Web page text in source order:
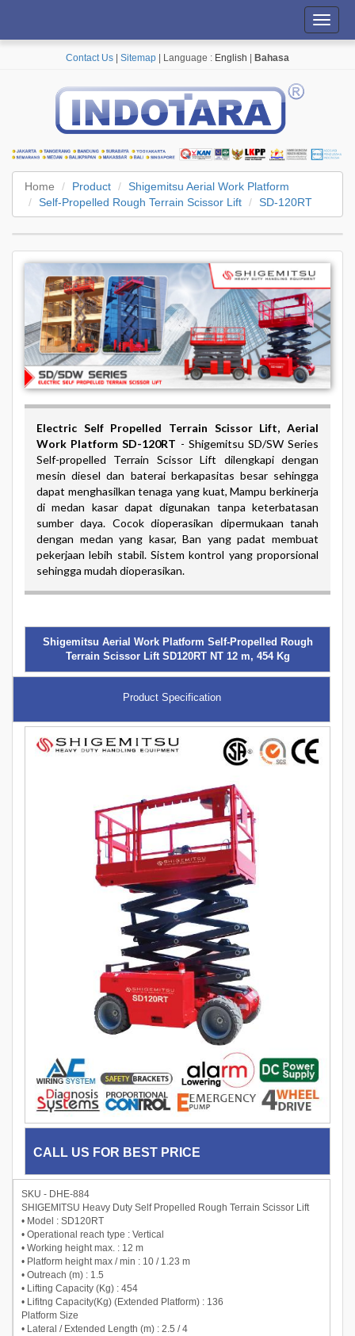
Contact Us Sitemap | Language : English Bahasa
Home Product
Shigemitsu Aerial Work Platform
Self-Propelled Rough Terrain Scissor Lift
SD-120RT
Electric Self Propelled Terrain Scissor Lift, Aerial
Work Platform SD-120RT - Shigemitsu SD/SW Series
Self-propelled Terrain Scissor Lift dilengkapi dengan
mesin diesel dan baterai berkapasitas besar sehingga
dapat menghasilkan tenaga yang kuat, Mampu berkinerja
di medan kasar dapat digunakan tanpa keterbatasan
sumber daya. Cocok dioperasikan dipermukaan tanah
dengan medan yang kasar, Ban yang padat membuat
pekerjaan lebih stabil. Sistem kontrol yang proporsional
sehingga mudah dioperasikan.
Shigemitsu Aerial Work Platform Self-Propelled Rough
Terrain Scissor Lift SD120RT NT 12 m, 454 Kg
Product Specification
CALL US FOR BEST PRICE
SKU - DHE-884
SHIGEMITSU Heavy Duty Self Propelled Rough Terrain Scissor Lift
• Model : SD120RT
• Operational reach type : Vertical
• Working height max. : 12 m
• Platform height max / min : 10 / 1.23 m
• Outreach (m) : 1.5
• Lifting Capacity (Kg) : 454
• Lifitng Capacity(Kg) (Extended Platform) : 136
Platform Size
• Lateral / Extended Length (m) : 2.5 / 4